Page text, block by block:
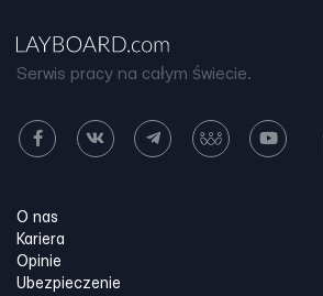
Serwis pracy na całym świecie.
O nas
Kariera
Opinie
Ubezpieczenie